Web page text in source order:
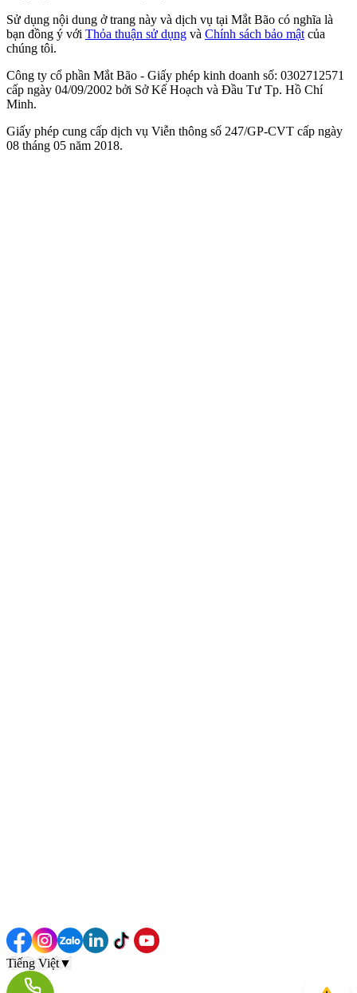
Sử dụng nội dung ở trang này và dịch vụ tại Mắt Bão có nghĩa là
bạn đồng ý với Thỏa thuận sử dụng và Chính sách bảo mật của
chúng tôi.
Công ty cổ phần Mắt Bão - Giấy phép kinh doanh số: 0302712571
cấp ngày 04/09/2002 bởi Sở Kế Hoạch và Đầu Tư Tp. Hồ Chí
Minh.
Giấy phép cung cấp dịch vụ Viễn thông số 247/GP-CVT cấp ngày
08 tháng 05 năm 2018.
Tiếng Việt▼